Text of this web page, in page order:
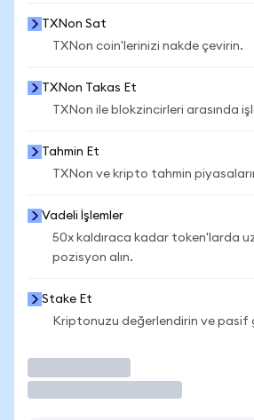
TXNon Sat
TXNon coin'lerinizi nakde çevirin.
TXNon Takas Et
TXNon ile blokzincirleri arasında
Tahmin Et
TXNon ve kripto tahmin
Vadeli İşlemler
50x kaldıraca kadar token'larda
pozisyon alın.
Stake Et
Kriptonuzu değerlendirin ve pasif